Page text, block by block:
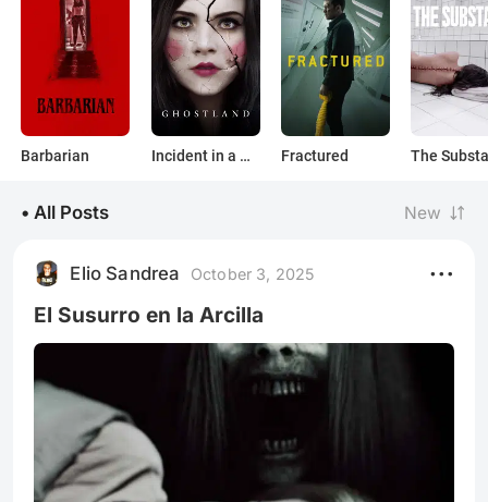
Barbarian Incident in a Ghostland Fractured The
• All Posts New
Elio Sandrea October 3, 2025
El Susurro en la Arcilla